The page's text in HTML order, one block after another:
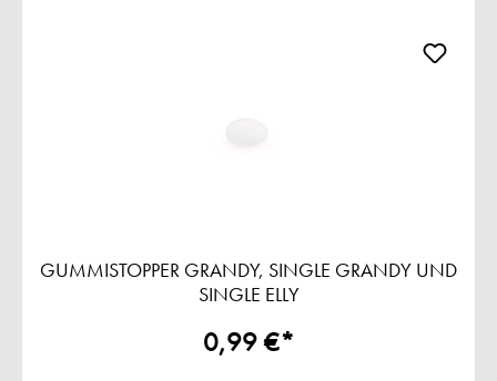
GUMMISTOPPER GRANDY, SINGLE GRANDY UND
SINGLE ELLY
0,99 €*